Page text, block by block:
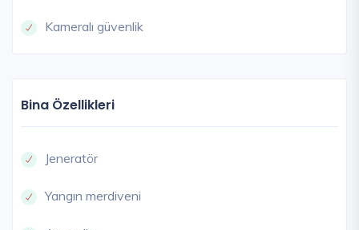
Kameralı güvenlik
Bina Özellikleri
Jeneratör
Yangın merdiveni